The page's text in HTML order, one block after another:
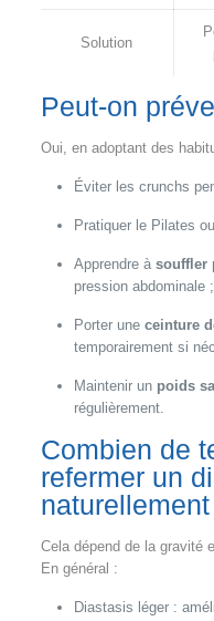
Solution
Peut-on
Oui, en adoptant des
Éviter les crunchs
Pratiquer le Pilates
Apprendre à souffler
pression abdominale ;
Porter une ceinture
temporairement si
Maintenir un poids
régulièrement.
Combien de
refermer un
Cela dépend de la gravité
En général :
Diastasis léger :